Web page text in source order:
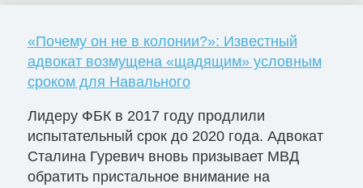
«Почему он не в колонии?»: Известный
адвокат возмущена «щадящим» условным
сроком для Навального
Лидеру ФБК в 2017 году продлили
испытательный срок до 2020 года. Адвокат
Сталина Гуревич вновь призывает МВД
обратить пристальное внимание на